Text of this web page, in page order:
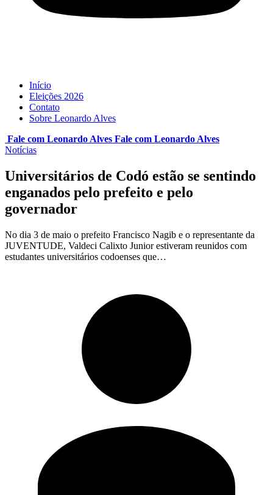
Início
Eleições 2026
Contato
Sobre Leonardo Alves
Fale com Leonardo Alves Fale com Leonardo Alves
Notícias
Universitários de Codó estão se sentindo
enganados pelo prefeito e pelo
governador
No dia 3 de maio o prefeito Francisco Nagib e o representante da
JUVENTUDE, Valdeci Calixto Junior estiveram reunidos com
estudantes universitários codoenses que…